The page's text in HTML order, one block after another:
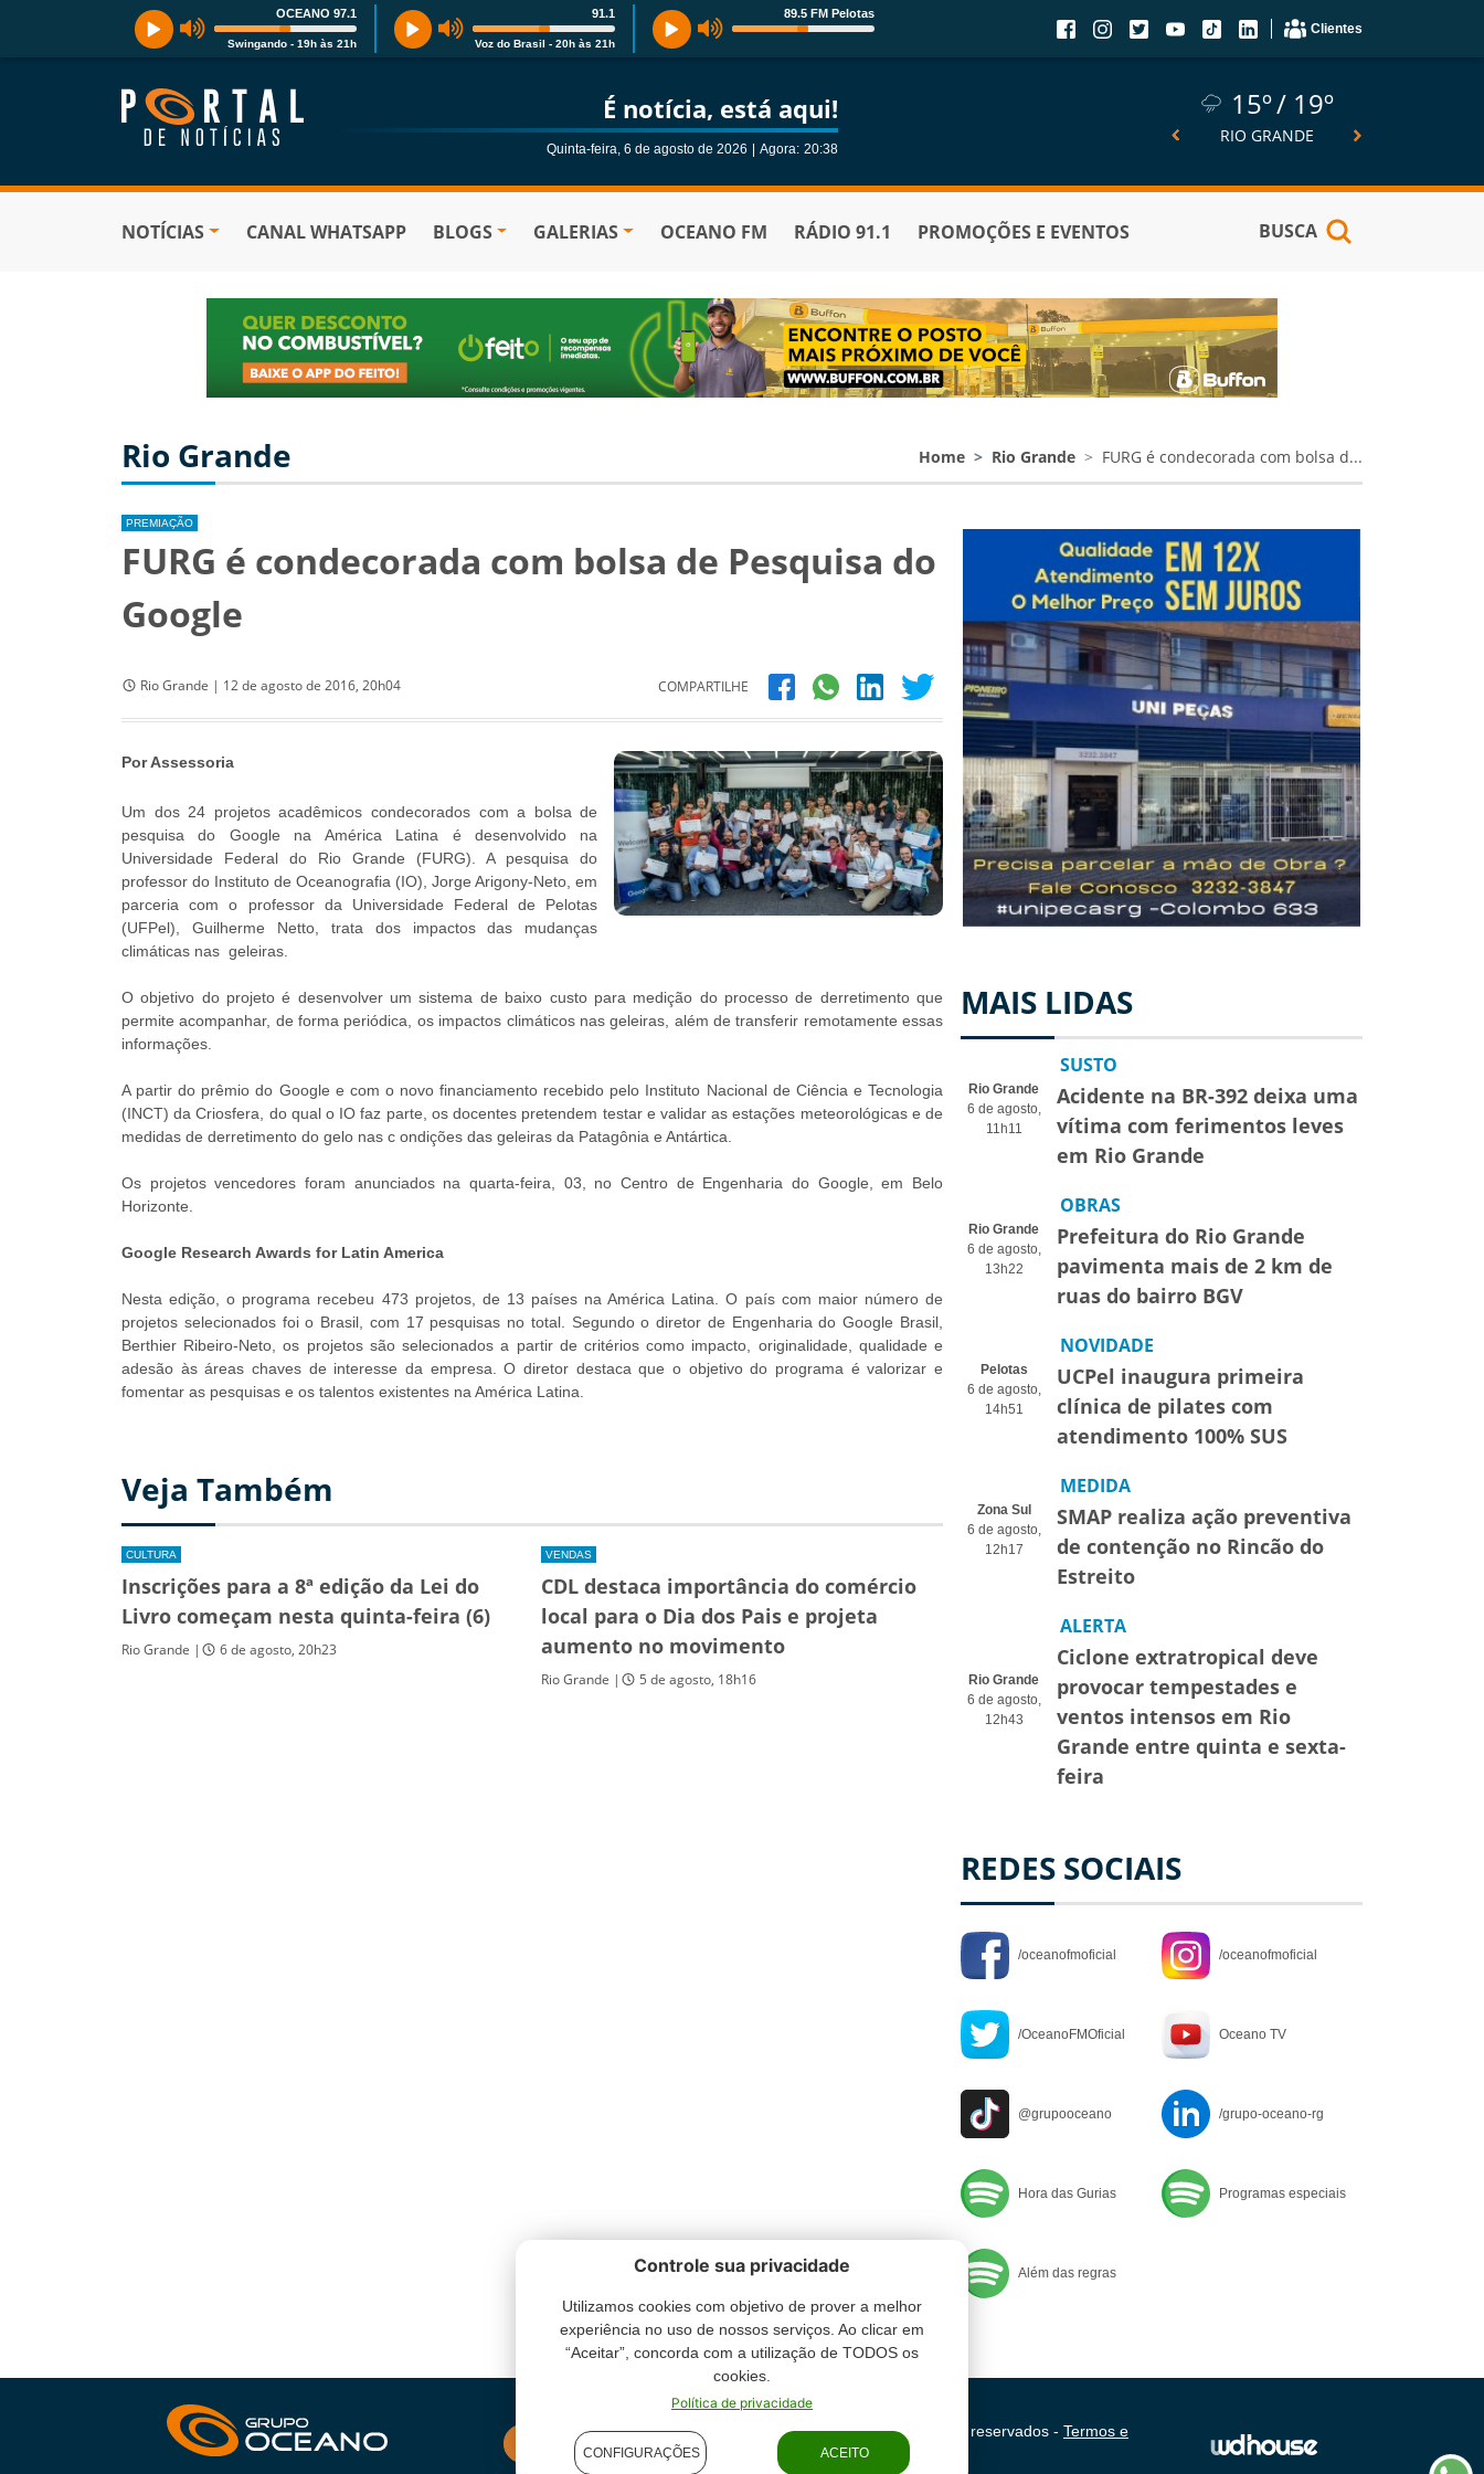
OCEANO 97.1
Swingando - 19h às 21h
91.1
Voz do Brasil - 20h às 21h
89.5 FM Pelotas
Clientes
É notícia, está aqui!
Quinta-feira, 6 de agosto de 2026 | Agora: 20:38
15º 19º
RIO GRANDE
NOTÍCIAS CANAL WHATSAPP BLOGS GALERIAS OCEANO FM RÁDIO 91.1 PROMOÇÕES E EVENTOS BUSCA
Rio Grande Home Rio Grande FURG é condecorada com bolsa d...
PREMIAÇÃO
FURG é condecorada com bolsa de Pesquisa do
Google
Rio Grande | 12 de agosto de 2016, 20h04 COMPARTILHE
Por Assessoria
Um dos 24 projetos acadêmicos condecorados com a bolsa de
pesquisa do Google na América Latina é desenvolvido na
Universidade Federal do Rio Grande (FURG). A pesquisa do
professor do Instituto de Oceanografia (IO), Jorge Arigony-Neto, em
parceria com o professor da Universidade Federal de Pelotas
(UFPel), Guilherme Netto, trata dos impactos das mudanças
climáticas nas geleiras.
O objetivo do projeto é desenvolver um sistema de baixo custo para medição do processo de derretimento que
permite acompanhar, de forma periódica, os impactos climáticos nas geleiras, além de transferir remotamente essas
informações.
A partir do prêmio do Google e com o novo financiamento recebido pelo Instituto Nacional de Ciência e Tecnologia
(INCT) da Criosfera, do qual o IO faz parte, os docentes pretendem testar e validar as estações meteorológicas e de
medidas de derretimento do gelo nas c ondições das geleiras da Patagônia e Antártica.
Os projetos vencedores foram anunciados na quarta-feira, 03, no Centro de Engenharia do Google, em Belo
Horizonte.
Google Research Awards for Latin America
Nesta edição, o programa recebeu 473 projetos, de 13 países na América Latina. O país com maior número de
projetos selecionados foi o Brasil, com 17 pesquisas no total. Segundo o diretor de Engenharia do Google Brasil,
Berthier Ribeiro-Neto, os projetos são selecionados a partir de critérios como impacto, originalidade, qualidade e
adesão às áreas chaves de interesse da empresa. O diretor destaca que o objetivo do programa é valorizar e
fomentar as pesquisas e os talentos existentes na América Latina.
Veja Também
CULTURA
Inscrições para a 8ª edição da Lei do
Livro começam nesta quinta-feira (6)
Rio Grande | 6 de agosto, 20h23
VENDAS
CDL destaca importância do comércio
local para o Dia dos Pais e projeta
aumento no movimento
Rio Grande | 5 de agosto, 18h16
MAIS LIDAS
Rio Grande
6 de agosto,
11h11
SUSTO
Acidente na BR-392 deixa uma
vítima com ferimentos leves
em Rio Grande
Rio Grande
6 de agosto,
13h22
OBRAS
Prefeitura do Rio Grande
pavimenta mais de 2 km de
ruas do bairro BGV
Pelotas
6 de agosto,
14h51
NOVIDADE
UCPel inaugura primeira
clínica de pilates com
atendimento 100% SUS
Zona Sul
6 de agosto,
12h17
MEDIDA
SMAP realiza ação preventiva
de contenção no Rincão do
Estreito
Rio Grande
6 de agosto,
12h43
ALERTA
Ciclone extratropical deve
provocar tempestades e
ventos intensos em Rio
Grande entre quinta e sexta-
feira
REDES SOCIAIS
/oceanofmoficial /oceanofmoficial
/OceanoFMOficial Oceano TV
@grupooceano /grupo-oceano-rg
Hora das Gurias Programas especiais
Além das regras
INSTITUCIONAL
Grupo Oceano - Todos direitos reservados - Termos e
condições de uso
Controle sua privacidade
Utilizamos cookies com objetivo de prover a melhor
experiência no uso de nossos serviços. Ao clicar em
“Aceitar”, concorda com a utilização de TODOS os
cookies.
Política de privacidade
CONFIGURAÇÕES ACEITO